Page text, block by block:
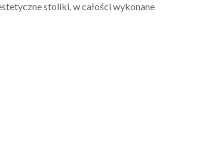
stoliki, w całości wykonane